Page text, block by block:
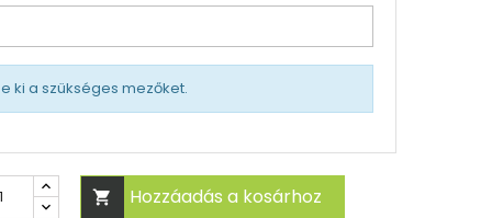
ki a szükséges mezőket.
 Hozzáadás a kosárhoz